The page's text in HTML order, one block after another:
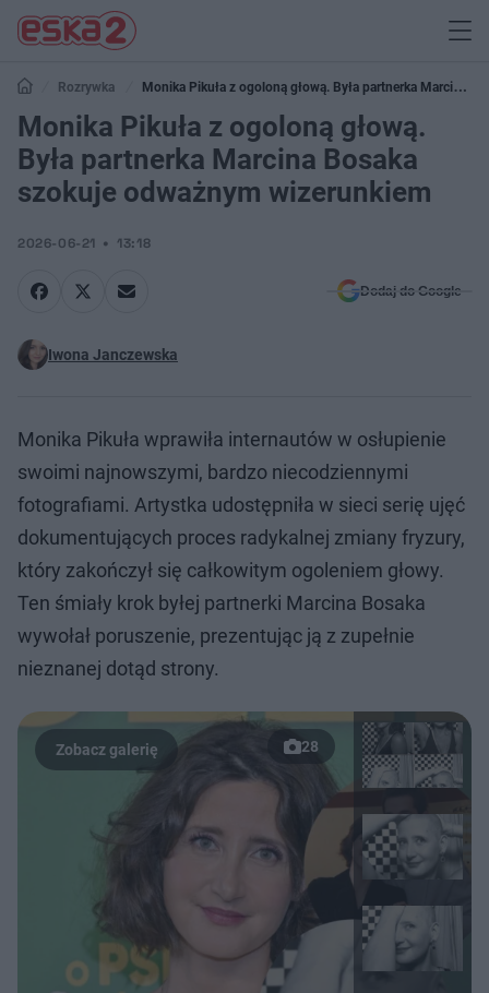
Rozrywka
Monika Pikuła z ogoloną głową. Była partnerka Marcina
Bosaka szokuje odważnym wizerunkiem
Monika Pikuła z ogoloną głową.
Była partnerka Marcina Bosaka
szokuje odważnym wizerunkiem
2026-06-21 13:18
Dodaj do Google
Iwona Janczewska
Monika Pikuła wprawiła internautów w osłupienie
swoimi najnowszymi, bardzo niecodziennymi
fotografiami. Artystka udostępniła w sieci serię ujęć
dokumentujących proces radykalnej zmiany fryzury,
który zakończył się całkowitym ogoleniem głowy.
Ten śmiały krok byłej partnerki Marcina Bosaka
wywołał poruszenie, prezentując ją z zupełnie
nieznanej dotąd strony.
28